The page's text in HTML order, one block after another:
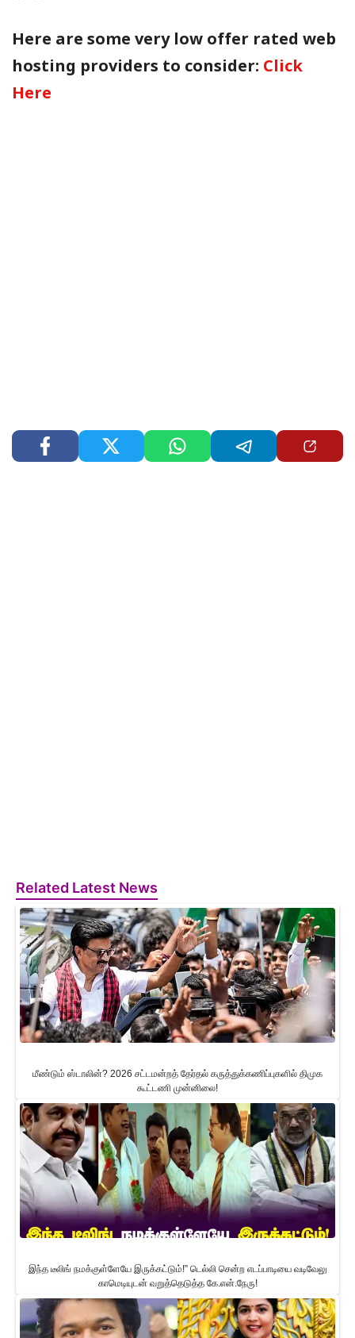
Here are some very low offer rated web
hosting providers to consider: Click
Here
Related Latest News
மீண்டும் ஸ்டாலின்? 2026 சட்டமன்றத் தேர்தல் கருத்துக்கணிப்புகளில் திமுக
கூட்டணி முன்னிலை!
இந்த டீலிங் நமக்குள்ளேயே இருக்கட்டும்!” டெல்லி சென்ற எடப்பாடியை வடிவேலு
காமெடியுடன் வறுத்தெடுத்த கே.என்.நேரு!